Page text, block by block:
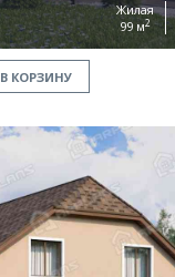
Жилая
99 м2
В КОРЗИНУ